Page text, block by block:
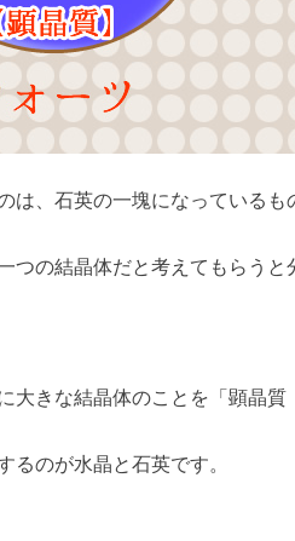
は、石英の一塊になっているも
つの結晶体だと考えてもらうと
大きな結晶体のことを「顕晶質
るのが水晶と石英です。